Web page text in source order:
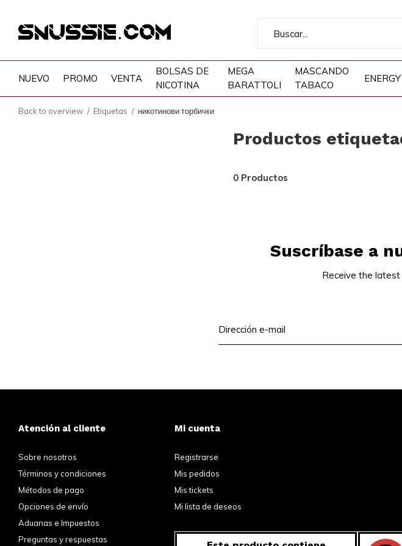
NUEVO PROMO VENTA
BOLSAS DE
NICOTINA
MEGA
BARATTOLI
MASCANDO
TABACO
ENERGY
Back to overview Etiquetas никотинови торбички
Productos
0 Productos
Suscríbase a
Receive the
Atención al cliente
Sobre nosotros
Términos y condiciones
Métodos de pago
Opciones de envío
Aduanas e Impuestos
Preguntas y respuestas
Mi cuenta
Registrarse
Mis pedidos
Mis tickets
Mi lista de deseos